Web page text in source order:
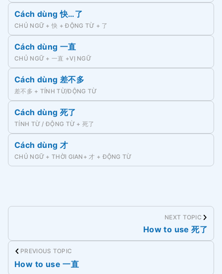
Cách dùng 快…了
CHỦ NGỮ + 快 + ĐỘNG TỪ + 了
Cách dùng 一直
CHỦ NGỮ + 一直 +VỊ NGỮ
Cách dùng 差不多
差不多 + TÍNH TỪ/ĐỘNG TỪ
Cách dùng 死了
TÍNH TỪ / ĐỘNG TỪ + 死了
Cách dùng 才
CHỦ NGỮ + THỜI GIAN+ 才 + ĐỘNG TỪ
NEXT TOPIC
How to use 死了
PREVIOUS TOPIC
How to use 一直